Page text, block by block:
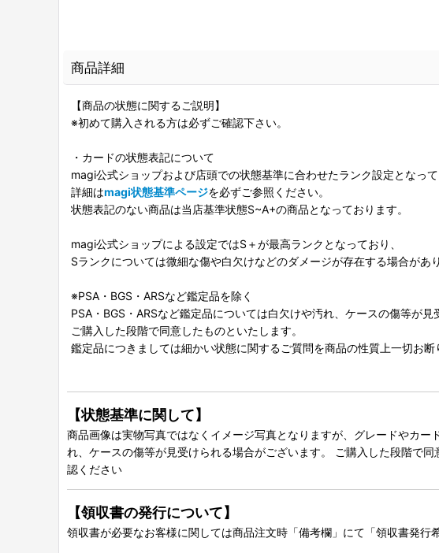
商品詳細
【商品の状態に関するご説明】
※初めて購入される方は必ずご確認下さい。
・カードの状態表記について
magi公式ショップおよび店頭での状態基準に合わせたランク設定となって
詳細はmagi状態基準ページを必ずご参照ください。
状態表記のない商品は当店基準状態S~A+の商品となっております。
magi公式ショップによる設定ではS＋が最高ランクとなっており、
Sランクについては微細な傷や白欠けなどのダメージが存在する場合があり
※PSA・BGS・ARSなど鑑定品を除く
PSA・BGS・ARSなど鑑定品については白欠けや汚れ、ケースの傷等が見
ご購入した段階で同意したものといたします。
鑑定品につきましては細かい状態に関するご質問を商品の性質上一切お断
【状態基準に関して】
商品画像は実物写真ではなくイメージ写真となりますが、グレードやカ
れ、ケースの傷等が見受けられる場合がございます。 ご購入した段階で
認ください
【領収書の発行について】
領収書が必要なお客様に関しては商品注文時「備考欄」にて「領収書発行